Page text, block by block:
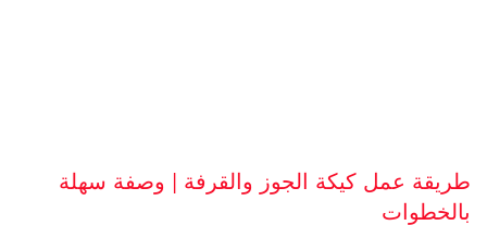
طريقة عمل كيكة الجوز والقرفة | وصفة سهلة
بالخطوات